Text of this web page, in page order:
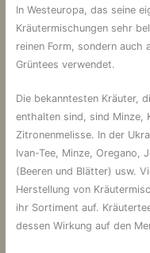
In Westeuropa, das seine
Kräutermischungen sehr
reinen Form, sondern auch
Grüntees verwendet.
Die bekanntesten Kräuter,
enthalten sind, sind Minze,
Zitronenmelisse. In der
Ivan-Tee, Minze, Oregano,
(Beeren und Blätter) usw.
Herstellung von
ihr Sortiment auf.
dessen Wirkung auf den